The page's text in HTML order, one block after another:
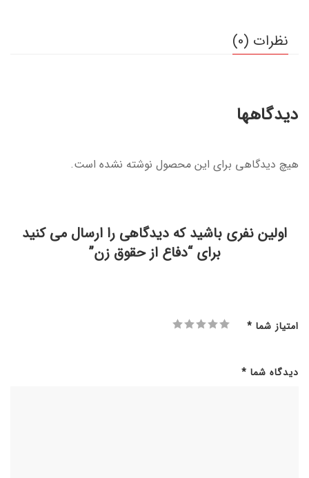
نظرات (0)
دیدگاهها
هیچ دیدگاهی برای این محصول نوشته نشده است.
اولین نفری باشید که دیدگاهی را ارسال می کنید
برای “دفاع از حقوق زن”
امتیاز شما *
دیدگاه شما *